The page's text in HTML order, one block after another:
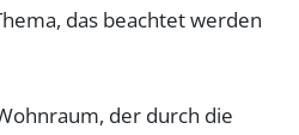
das beachtet werden
der durch die